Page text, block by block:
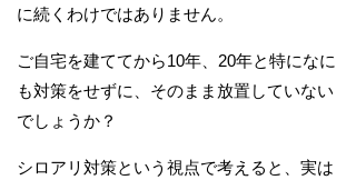
に続くわけではありません。
ご自宅を建ててから10年、20年と特になに
も対策をせずに、そのまま放置していない
でしょうか？
シロアリ対策という視点で考えると、実は